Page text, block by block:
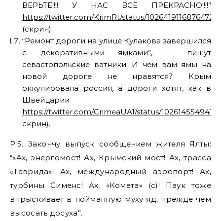
ВЕРЬТЕ!!!! У НАС ВСЁ ПРЕКРАСНО!!!!”
https://twitter.com/KrimRt/status/
(скрин).
“Ремонт дороги на улице Кулакова завершился
с декоративными ямками”, — пишут
севастопольские ватники. И чем вам ямы на
новой дороге не нравятся? Крым
оккупировала россия, а дороги хотят, как в
Швейцарии
https://twitter.com/CrimeaUA1/status/
скрин).
P.S. Закончу выпуск сообщением жителя Ялты:
“«Ах, энергомост! Ах, Крымский мост! Ах, трасса
«Таврида»! Ах, международный аэропорт! Ах,
турбины Сименс! Ах, «Комета» (с)! Паук тоже
впрыскивает в пойманную муху яд, прежде чем
высосать досуха”.